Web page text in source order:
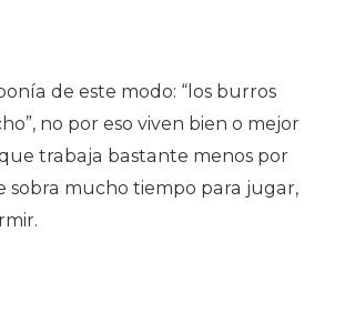
de este modo: “los burros
no por eso viven bien o mejor
trabaja bastante menos por
sobra mucho tiempo para jugar,